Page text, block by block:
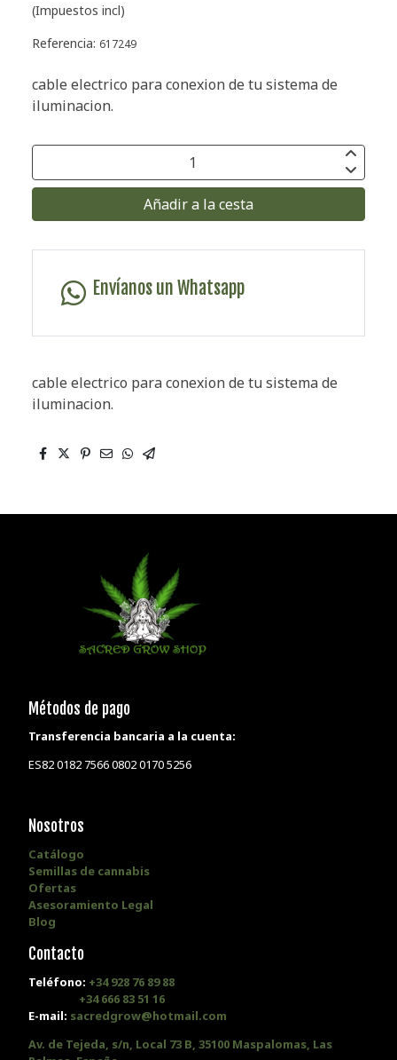
(Impuestos incl)
Referencia: 617249
cable electrico para conexion de tu sistema de
iluminacion.
Añadir a la cesta
Envíanos un Whatsapp
cable electrico para conexion de tu sistema de
iluminacion.
Métodos de pago
Transferencia bancaria a la cuenta:
ES82 0182 7566 0802 0170 5256
Nosotros
Catálogo
Semillas de cannabis
Ofertas
Asesoramiento Legal
Blog
Contacto
Teléfono: +34 928 76 89 88
+34 666 83 51 16
E-mail: sacredgrow@hotmail.com
Av. de Tejeda, s/n, Local 73 B, 35100 Maspalomas, Las